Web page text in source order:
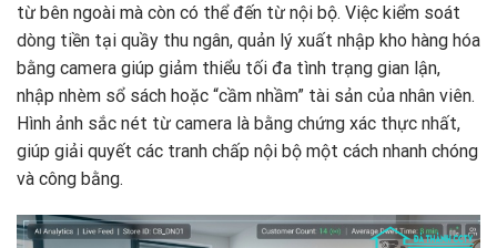
từ bên ngoài mà còn có thể đến từ nội bộ. Việc kiểm soát
dòng tiền tại quầy thu ngân, quản lý xuất nhập kho hàng hóa
bằng camera giúp giảm thiểu tối đa tình trạng gian lận,
nhập nhèm sổ sách hoặc “cầm nhầm” tài sản của nhân viên.
Hình ảnh sắc nét từ camera là bằng chứng xác thực nhất,
giúp giải quyết các tranh chấp nội bộ một cách nhanh chóng
và công bằng.